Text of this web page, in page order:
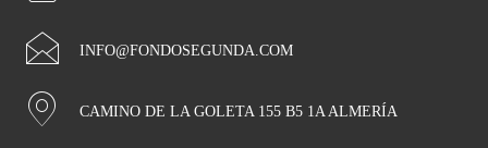
INFO@FONDOSEGUNDA.COM
CAMINO DE LA GOLETA 155 B5 1A ALMERÍA